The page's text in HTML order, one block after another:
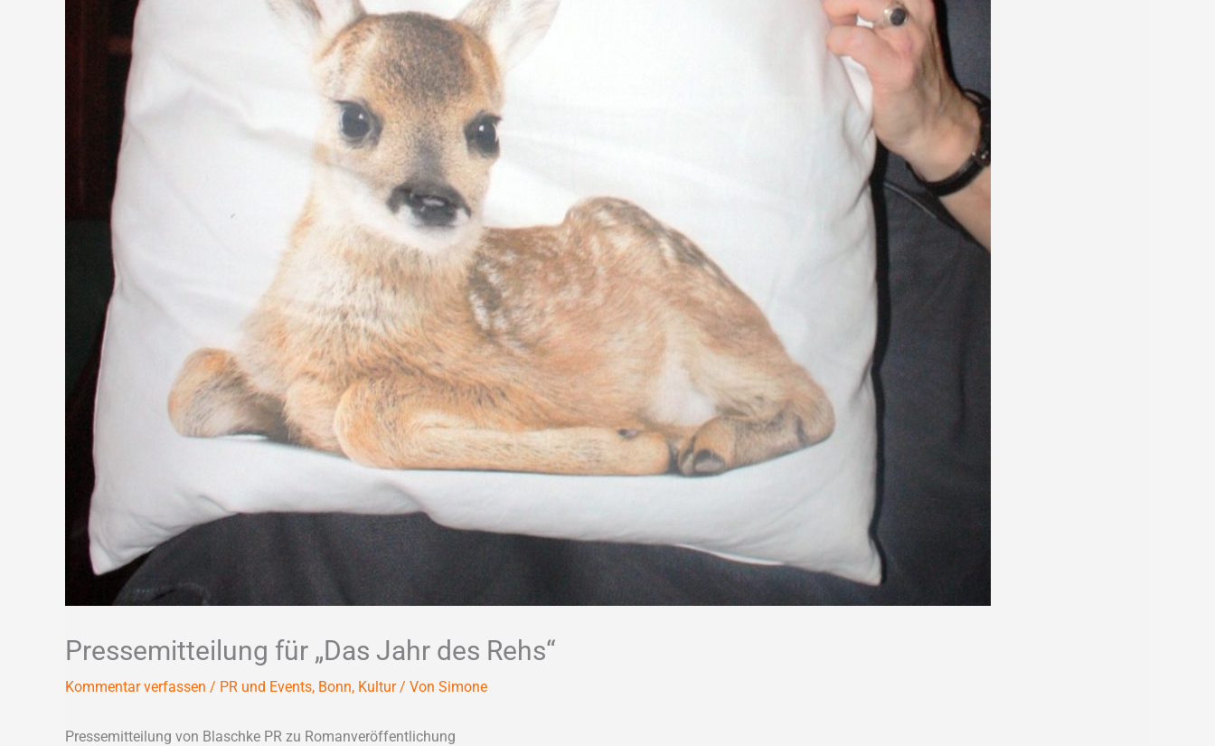
Pressemitteilung für „Das Jahr des Rehs“
Kommentar verfassen / PR und Events, Bonn, Kultur/ Von Simone
Pressemitteilung von Blaschke PR zu Romanveröffentlichung